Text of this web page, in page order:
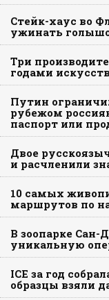
Стейк-хаус во
ужинать
Три
годами
Путин
рубежом
паспорт или
Двое
и расчленили
10 самых
маршрутов по
В зоопарке Сан-
уникальную
ICE за год
образцы взяли